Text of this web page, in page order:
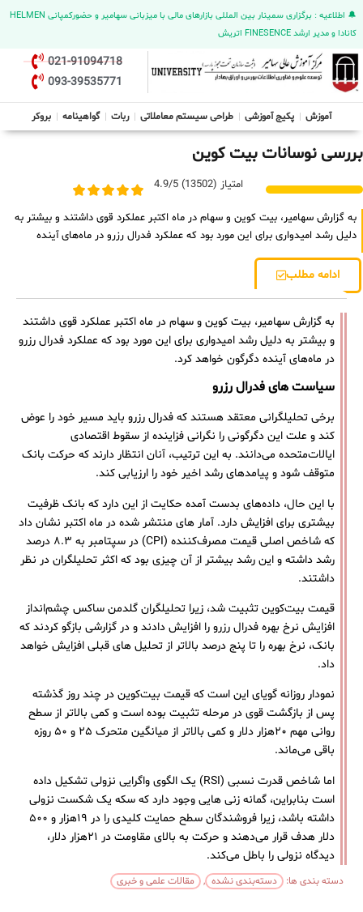
🔔 اطلاعیه : برگزاری سمینار بین المللی بازارهای مالی با میزبانی سهامیر و حضورکمپانی HELMEN
کانادا و مدیر ارشد FINESENCE اتریش
021-91094718
093-39535771
آموزش پکیج آموزشی طراحی سیستم معاملاتی ربات گواهینامه بروکر
بررسی نوسانات بیت کوین
امتیاز (13502) 4.9/5
به گزارش سهامیر، بیت ‌کوین و سهام در ماه اکتبر عملکرد قوی داشتند و بیشتر به
دلیل رشد امیدواری برای این مورد بود که عملکرد فدرال رزرو در ماه‌های آینده
ادامه مطلب
به گزارش سهامیر، بیت ‌کوین و سهام در ماه اکتبر عملکرد قوی داشتند
و بیشتر به دلیل رشد امیدواری برای این مورد بود که عملکرد فدرال رزرو
در ماه‌های آینده دگرگون خواهد کرد.
سیاست های فدرال رزرو
برخی تحلیلگرانی معتقد هستند که فدرال رزرو باید مسیر خود را عوض
کند و علت این دگرگونی را نگرانی فزاینده از سقوط اقتصادی
ایالات‌متحده می‌دانند. به این ترتیب، آنان انتظار دارند که حرکت بانک
متوقف شود و پیامد‌های رشد اخیر خود را ارزیابی کند.
با این حال، داده‌های بدست آمده حکایت از این دارد که بانک ظرفیت
بیشتری برای افزایش دارد. آمار های منتشر شده در ماه اکتبر نشان داد
که شاخص اصلی قیمت مصرف‌کننده (CPI) در سپتامبر به ۸.۳ درصد
رشد داشته و این رشد بیشتر از آن چیزی بود که اکثر تحلیلگران در نظر
داشتند.
قیمت بیت‌کوین تثبیت شد، زیرا تحلیلگران گلدمن ساکس چشم‌انداز
افزایش نرخ بهره فدرال رزرو را افزایش دادند و در گزارشی بازگو کردند که
بانک، نرخ بهره را تا پنج درصد بالاتر از تحلیل های قبلی افزایش خواهد
داد.
نمودار روزانه گویای این است که قیمت بیت‌کوین در چند روز گذشته
پس از بازگشت قوی در مرحله تثبیت بوده است و کمی بالاتر از سطح
روانی مهم ۲۰هزار دلار و کمی بالاتر از میانگین متحرک ۲۵ و ۵۰ روزه
باقی می‌ماند.
اما شاخص قدرت نسبی (RSI) یک الگوی واگرایی نزولی تشکیل داده
است بنابراین، گمانه زنی هایی وجود دارد که سکه یک شکست نزولی
داشته باشد، زیرا فروشندگان سطح حمایت کلیدی را در ۱۹هزار و ۵۰۰
دلار هدف قرار می‌دهند و حرکت به بالای مقاومت در ۲۱هزار دلار،
دیدگاه نزولی را باطل می‌کند.
دسته بندی ها: دسته‌بندی نشده , مقالات علمی و خبری